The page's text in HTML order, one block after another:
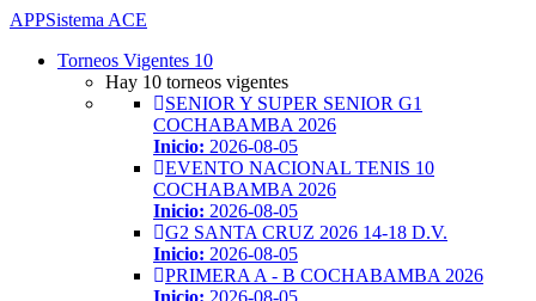
APPSistema ACE
Toggle
navigation
Torneos Vigentes 10
Hay 10 torneos vigentes
SENIOR Y SUPER SENIOR G1
COCHABAMBA 2026
Inicio: 2026-08-05
EVENTO NACIONAL TENIS 10
COCHABAMBA 2026
Inicio: 2026-08-05
G2 SANTA CRUZ 2026 14-18 D.V.
Inicio: 2026-08-05
PRIMERA A - B COCHABAMBA 2026
Inicio: 2026-08-05